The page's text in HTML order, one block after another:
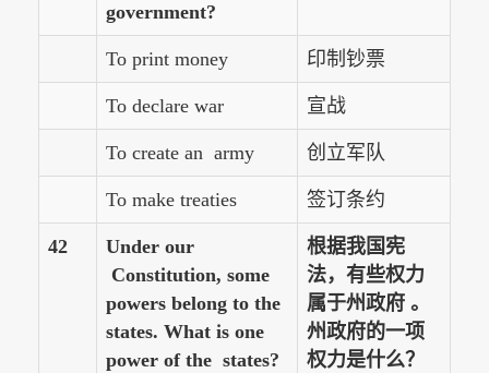
government?
To print money 印制钞票
To declare war 宣战
To create an army 创立军队
To make treaties 签订条约
42
Under our
Constitution, some
powers belong to the
states. What is one
power of the states?
根据我国宪
法，有些权力
属于州政府 。
州政府的一项
权力是什么？